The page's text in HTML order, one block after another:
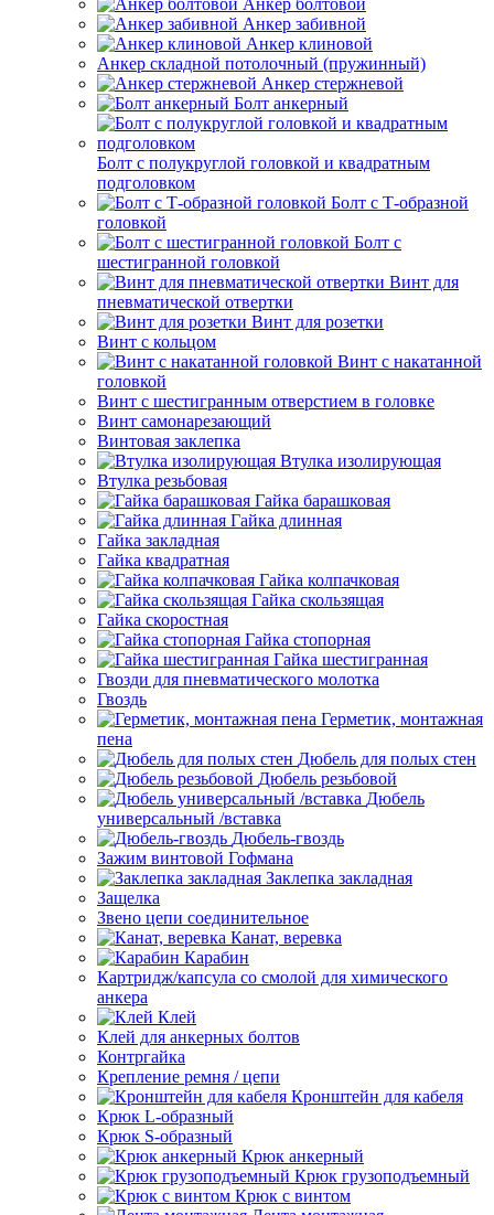
Анкер болтовой
Анкер забивной
Анкер клиновой
Анкер складной потолочный (пружинный)
Анкер стержневой
Болт анкерный
Болт с полукруглой головкой и квадратным
подголовком
Болт с Т-образной
головкой
Болт с
шестигранной головкой
Винт для
пневматической отвертки
Винт для розетки
Винт с кольцом
Винт с накатанной
головкой
Винт с шестигранным отверстием в головке
Винт самонарезающий
Винтовая заклепка
Втулка изолирующая
Втулка резьбовая
Гайка барашковая
Гайка длинная
Гайка закладная
Гайка квадратная
Гайка колпачковая
Гайка скользящая
Гайка скоростная
Гайка стопорная
Гайка шестигранная
Гвозди для пневматического молотка
Гвоздь
Герметик, монтажная
пена
Дюбель для полых стен
Дюбель резьбовой
Дюбель
универсальный /вставка
Дюбель-гвоздь
Зажим винтовой Гофмана
Заклепка закладная
Защелка
Звено цепи соединительное
Канат, веревка
Карабин
Картридж/капсула со смолой для химического
анкера
Клей
Клей для анкерных болтов
Контргайка
Крепление ремня / цепи
Кронштейн для кабеля
Крюк L-образный
Крюк S-образный
Крюк анкерный
Крюк грузоподъемный
Крюк с винтом